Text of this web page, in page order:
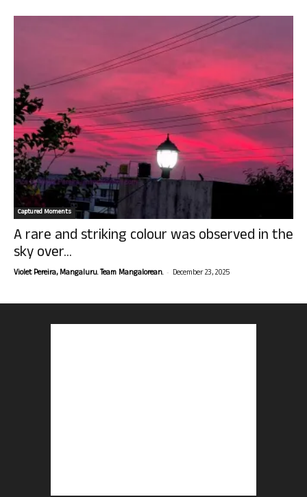
Captured Moments
A rare and striking colour was observed in the
sky over...
Violet Pereira, Mangaluru. Team Mangalorean. - December 23, 2025